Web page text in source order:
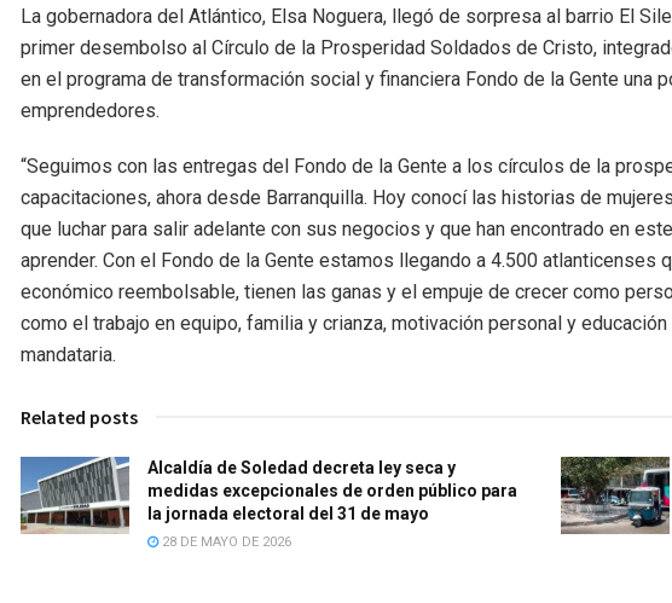
La gobernadora del Atlántico, Elsa Noguera, llegó de sorpresa al barrio El
primer desembolso al Círculo de la Prosperidad Soldados de Cristo,
en el programa de transformación social y financiera Fondo de la Gente una
emprendedores.
“Seguimos con las entregas del Fondo de la Gente a los círculos de la
capacitaciones, ahora desde Barranquilla. Hoy conocí las historias de
que luchar para salir adelante con sus negocios y que han encontrado en
aprender. Con el Fondo de la Gente estamos llegando a 4.500 atlanticenses
económico reembolsable, tienen las ganas y el empuje de crecer como
como el trabajo en equipo, familia y crianza, motivación personal y
mandataria.
Related posts
Alcaldía de Soledad decreta ley seca y
medidas excepcionales de orden público para
la jornada electoral del 31 de mayo
28 DE MAYO DE 2026